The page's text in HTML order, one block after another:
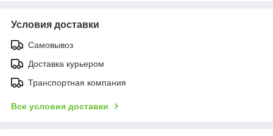
Условия доставки
Самовывоз
Доставка курьером
Транспортная компания
Все условия доставки